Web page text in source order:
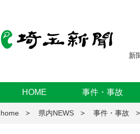
新
HOME 事件・事故
home 県内NEWS 事件・事故